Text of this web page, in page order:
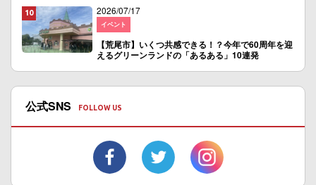
2026/07/17
イベント
【荒尾市】いくつ共感できる！？今年で60周年を迎
えるグリーンランドの「あるある」10連発
公式SNS